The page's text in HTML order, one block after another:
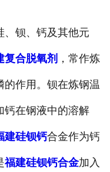
、钡、钙及其他元
复合脱氧剂 ，常作炼
作用。钡在炼钢温
钙在钢液中的溶解
建硅钡钙合金作为钙
福建硅钡钙合金加入